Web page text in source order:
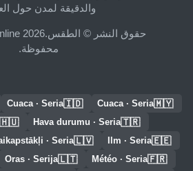
والدقيقة لمدن حول
محفوظة.
🇲🇾
Cuaca · Seria
🇮🇩
Cuaca · Seria
🇹🇷
Hava durumu · Seria
🇪🇪
Ilm · Seria
🇱🇻
· Seria
🇫🇷
Météo · Seria
🇱🇹
Oras · Serija